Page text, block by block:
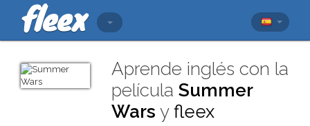
Aprende inglés con la
películaSummer
Wars yfleex